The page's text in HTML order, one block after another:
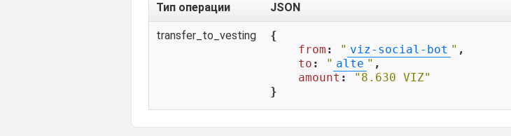
Тип операции JSON
transfer_to_vesting
{
from : " viz-social-bot " ,
to : " alte " ,
amount :
"8.630 VIZ"
}